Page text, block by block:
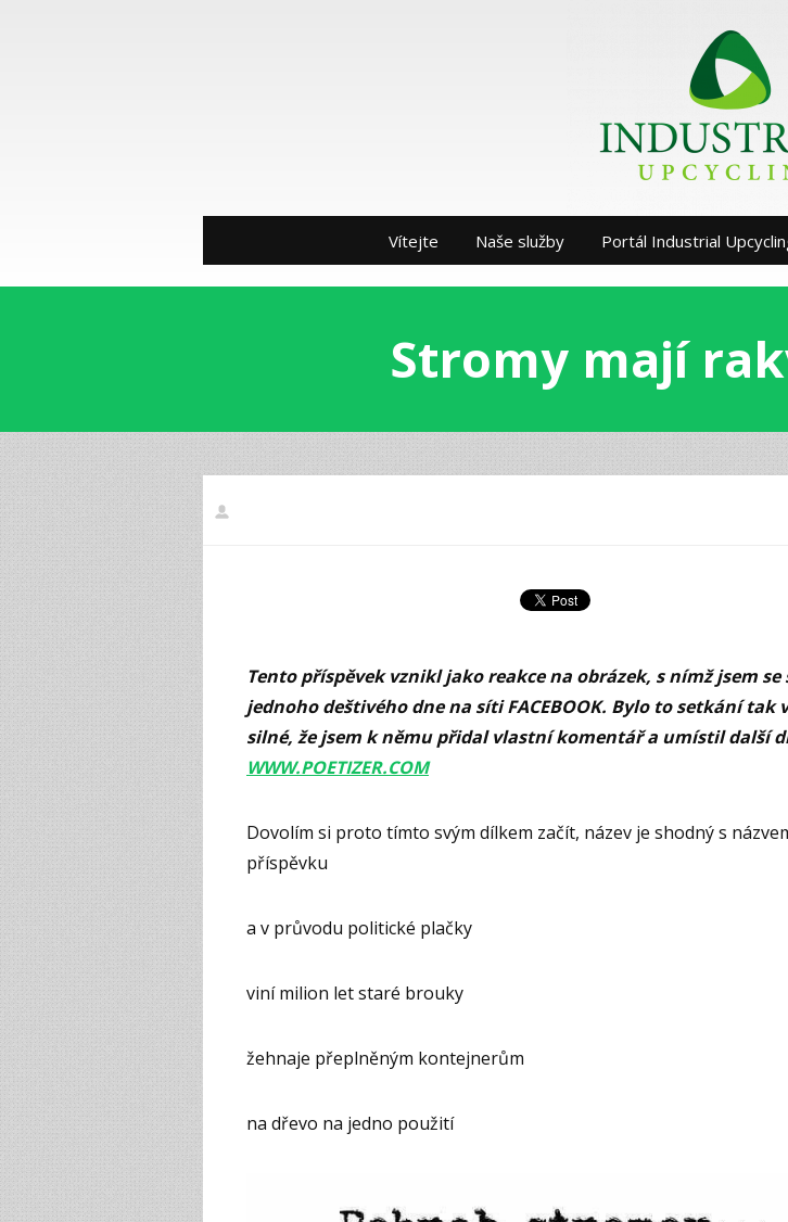
Vítejte Naše služby Portál Industrial
Stromy mají
Tento příspěvek vznikl jako reakce na obrázek, s nímž jsem se
jednoho deštivého dne na síti FACEBOOK. Bylo to setkání tak
silné, že jsem k němu přidal vlastní komentář a umístil další
WWW.POETIZER.COM
Dovolím si proto tímto svým dílkem začít, název je shodný s
příspěvku
a v průvodu politické plačky
viní milion let staré brouky
žehnaje přeplněným kontejnerům
na dřevo na jedno použití